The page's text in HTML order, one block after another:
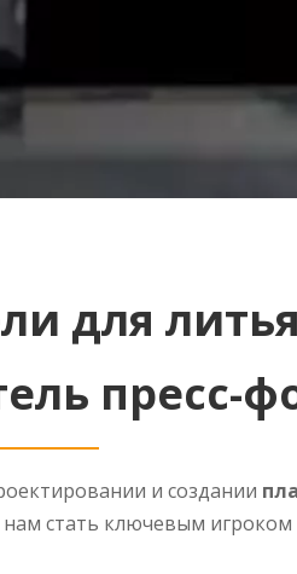
для
пресс-
и создании
стать ключевым игроком